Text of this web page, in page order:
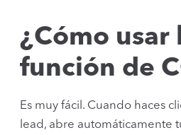
¿Cómo usar
función de
Es muy fácil. Cuando haces
lead, abre automáticamente